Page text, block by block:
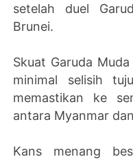
setelah duel
Brunei.
Skuat Garuda
minimal selisih
memastikan ke
antara Myanmar
Kans menang